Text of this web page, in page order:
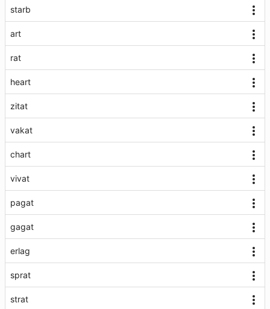
starb
art
rat
heart
zitat
vakat
chart
vivat
pagat
gagat
erlag
sprat
strat